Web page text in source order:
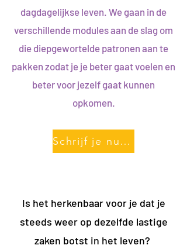
dagdagelijkse leven. We gaan in de
verschillende modules aan de slag om
die diepgewortelde patronen aan te
pakken zodat je je beter gaat voelen en
beter voor jezelf gaat kunnen
opkomen.
Schrijf je nu in!
Is het herkenbaar voor je dat je
steeds weer op dezelfde lastige
zaken botst in het leven?